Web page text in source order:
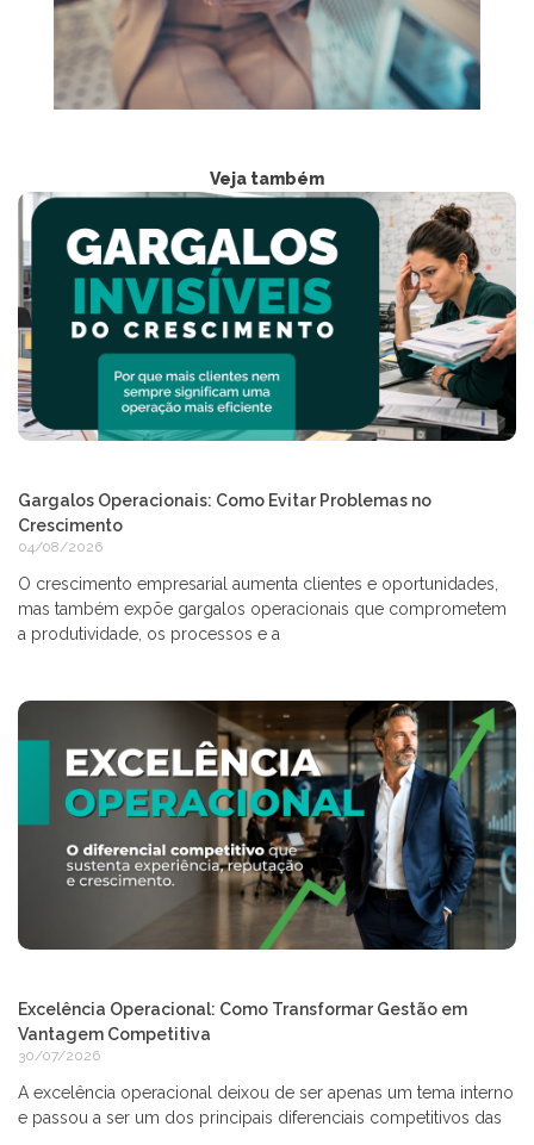
Veja também
Gargalos Operacionais: Como Evitar Problemas no
Crescimento
04/08/2026
O crescimento empresarial aumenta clientes e oportunidades,
mas também expõe gargalos operacionais que comprometem
a produtividade, os processos e a
Excelência Operacional: Como Transformar Gestão em
Vantagem Competitiva
30/07/2026
A excelência operacional deixou de ser apenas um tema interno
e passou a ser um dos principais diferenciais competitivos das